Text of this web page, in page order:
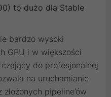
to dużo dla Stable
bardzo wysoki
GPU i w większości
do profesjonalnej
na uruchamianie
pipeline’ów